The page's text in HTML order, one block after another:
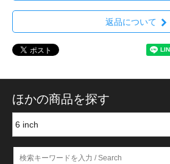
返品について
ほかの商品を探す